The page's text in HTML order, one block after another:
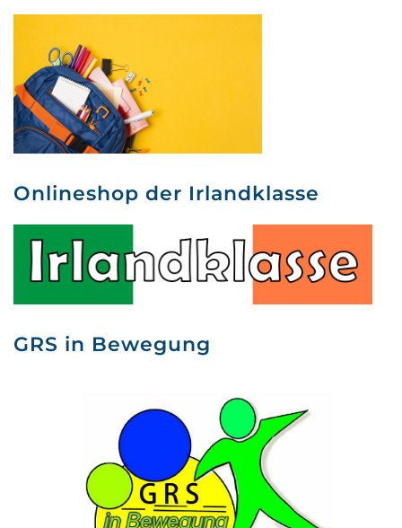
Onlineshop der Irlandklasse
GRS in Bewegung